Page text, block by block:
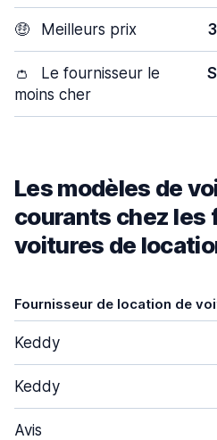
🤑 Meilleurs prix
👛
Le fournisseur le
moins cher
Les modèles de
courants chez les
voitures de
Fournisseur de location de
Keddy
Keddy
Avis